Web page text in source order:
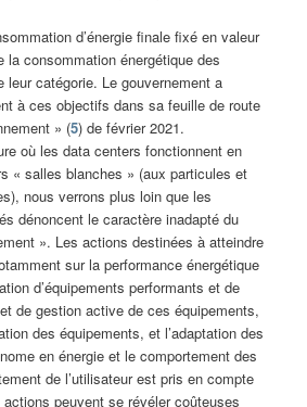
d’énergie finale fixé en valeur
la consommation énergétique des
leur catégorie. Le gouvernement a
à ces objectifs dans sa feuille de route
» (5) de février 2021.
où les data centers fonctionnent en
« salles blanches » (aux particules et
nous verrons plus loin que les
dénoncent le caractère inadapté du
». Les actions destinées à atteindre
sur la performance énergétique
d’équipements performants et de
de gestion active de ces équipements,
des équipements, et l’adaptation des
en énergie et le comportement des
de l’utilisateur est pris en compte
peuvent se révéler coûteuses